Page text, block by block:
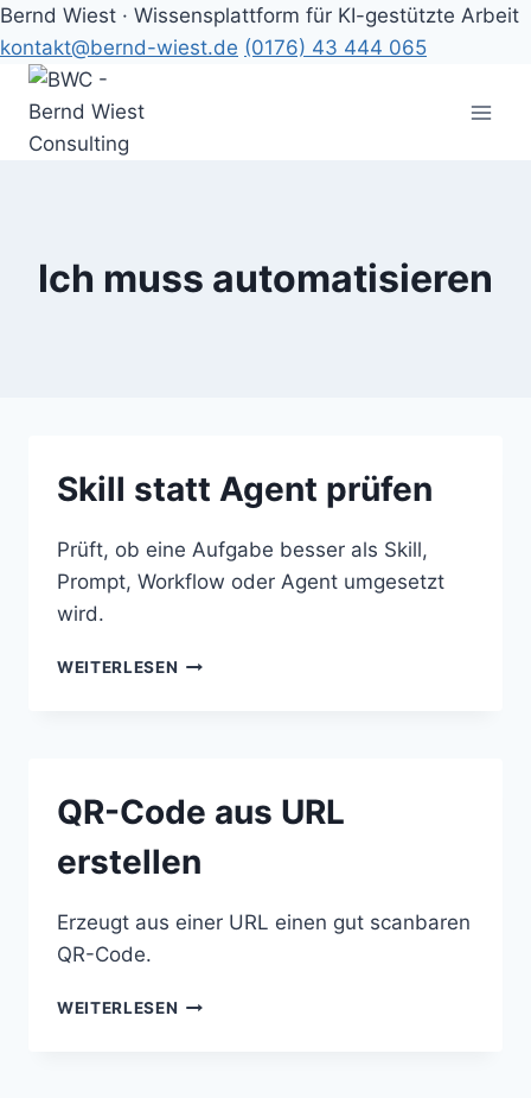
Bernd Wiest · Wissensplattform für KI-gestützte Arbeit
kontakt@bernd-wiest.de (0176) 43 444 065
Zum
Inhalt
springen
Ich muss automatisieren
Skill statt Agent prüfen
Prüft, ob eine Aufgabe besser als Skill,
Prompt, Workflow oder Agent umgesetzt
wird.
WEITERLESEN SKILL
QR-Code aus URL
erstellen
Erzeugt aus einer URL einen gut scanbaren
QR-Code.
WEITERLESEN QR-